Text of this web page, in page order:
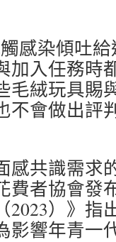
感染傾吐
加入任務時
毛絨玩具賜
不會做出評
感共識需求
費者協會發
2023）》指
影響年青一